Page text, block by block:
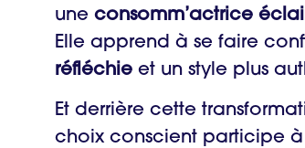
une consomm’actrice
Elle apprend à se faire
réfléchie et un style plus
Et derrière cette
choix conscient participe